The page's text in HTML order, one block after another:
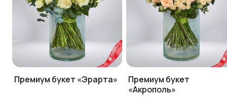
Премиум букет «Эрарта»
Премиум букет
«Акрополь»